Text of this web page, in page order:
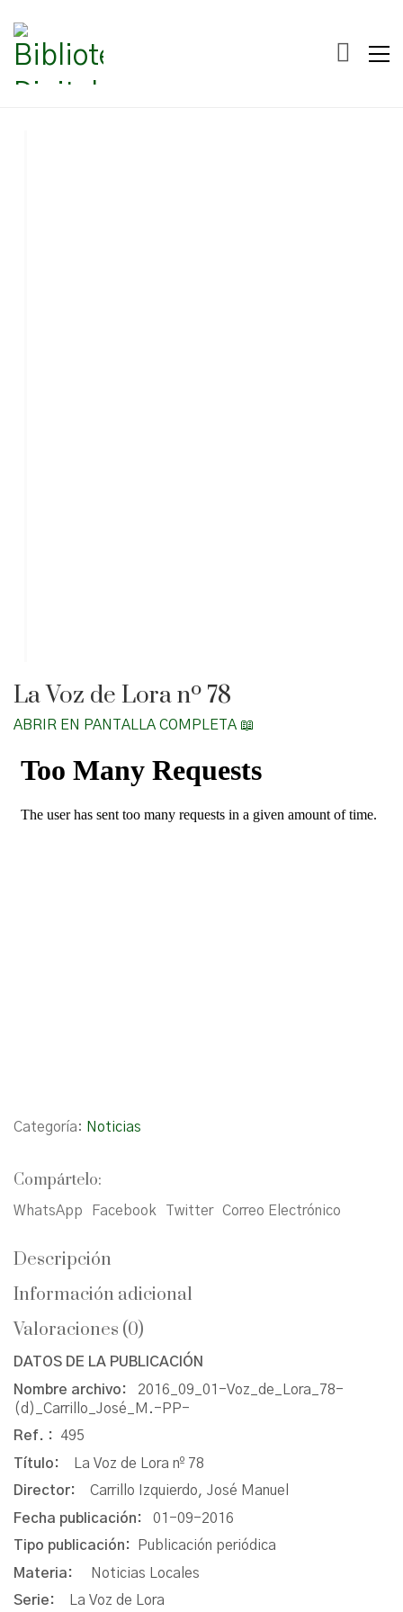
La Voz de Lora nº 78
ABRIR EN PANTALLA COMPLETA 📖
Categoría: Noticias
Compártelo:
WhatsApp Facebook Twitter Correo Electrónico
Descripción
Información adicional
Valoraciones (0)
DATOS DE LA PUBLICACIÓN
Nombre archivo: 2016_09_01-Voz_de_Lora_78-
(d)_Carrillo_José_M.-PP-
Ref. : 495
Título:
La Voz de Lora nº 78
Director: Carrillo Izquierdo, José Manuel
Fecha publicación: 01-09-2016
Tipo publicación:
Publicación periódica
Materia:
Noticias Locales
Serie:
La Voz de Lora